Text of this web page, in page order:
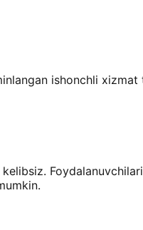
ishonchli xizmat
kelibsiz.